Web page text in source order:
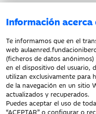
Información
Te informamos que en el
web
(ficheros de datos
en el dispositivo del usuario,
utilizan exclusivamente para
de la navegación en un sitio
actualizados y recuperados.
Puedes aceptar el uso de
“ACEPTAR” o configurar o
Política de privacidad
Política de cookies